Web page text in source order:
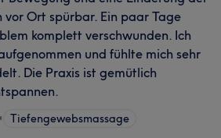
vor Ort spürbar. Ein paar Tage
komplett verschwunden. Ich
und fühlte mich sehr
Die Praxis ist gemütlich
• Tiefengewebsmassage